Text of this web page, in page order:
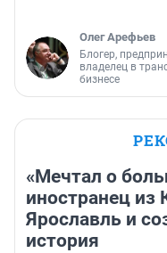
Олег Арефьев
Блогер,
владелец в
бизнесе
«Мечтал о
иностранец из
Ярославль и
история